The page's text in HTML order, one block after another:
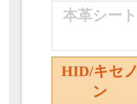
本革シート
HID/キセノ
ン